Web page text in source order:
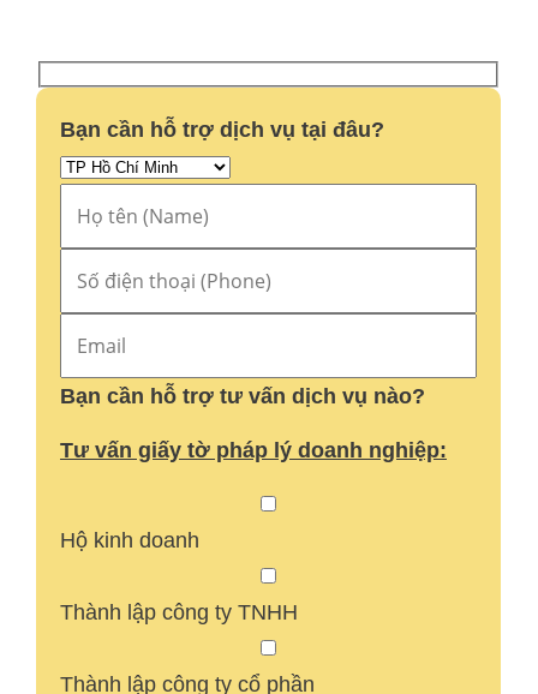
Bạn cần hỗ trợ dịch vụ tại đâu?
Bạn cần hỗ trợ tư vấn dịch vụ nào?
Tư vấn giấy tờ pháp lý doanh nghiệp:
Hộ kinh doanh
Thành lập công ty TNHH
Thành lập công ty cổ phần